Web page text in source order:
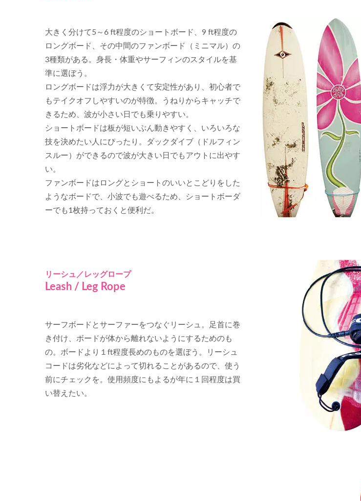
大きく分けて5～6 ft程度のショートボード、9 ft程度の
ロングボード、その中間のファンボード（ミニマル）の
3種類がある。身長・体重やサーフィンのスタイルを基
準に選ぼう。
ロングボードは浮力が大きくて安定性があり、初心者で
もテイクオフしやすいのが特徴。うねりからキャッチで
きるため、波が小さい日でも乗りやすい。
ショートボードは板が短いぶん動きやすく、いろいろな
技を決めたい人にぴったり。ダックダイブ（ドルフィン
スルー）ができるので波が大きい日でもアウトに出やす
い。
ファンボードはロングとショートのいいとこどりをした
ようなボードで、小波でも遊べるため、ショートボーダ
ーでも1枚持っておくと便利だ。
リーシュ／レッグロープ
Leash / Leg Rope
サーフボードとサーファーをつなぐリーシュ。足首に巻
き付け、ボードが体から離れないようにするためのも
の。ボードより１ft程度長めのものを選ぼう。リーシュ
コードは劣化などによって切れることがあるので、使う
前にチェックを。使用頻度にもよるが年に１回程度は買
い替えたい。